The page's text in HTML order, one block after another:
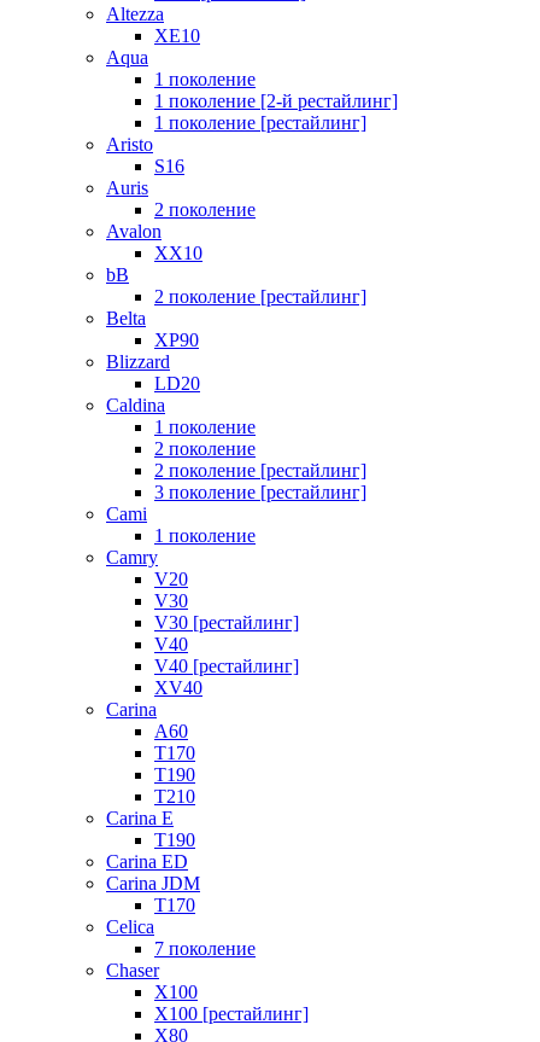
Altezza
XE10
Aqua
1 поколение
1 поколение [2-й рестайлинг]
1 поколение [рестайлинг]
Aristo
S16
Auris
2 поколение
Avalon
XX10
bB
2 поколение [рестайлинг]
Belta
XP90
Blizzard
LD20
Caldina
1 поколение
2 поколение
2 поколение [рестайлинг]
3 поколение [рестайлинг]
Cami
1 поколение
Camry
V20
V30
V30 [рестайлинг]
V40
V40 [рестайлинг]
XV40
Carina
A60
T170
T190
T210
Carina E
T190
Carina ED
Carina JDM
T170
Celica
7 поколение
Chaser
X100
X100 [рестайлинг]
X80